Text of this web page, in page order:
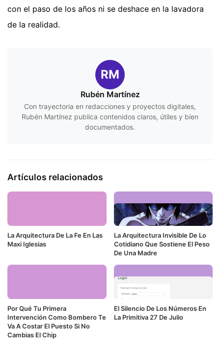
con el paso de los años ni se deshace en la lavadora
de la realidad.
RM
Rubén Martínez
Con trayectoria en redacciones y proyectos digitales,
Rubén Martínez publica contenidos claros, útiles y bien
documentados.
Artículos relacionados
La Arquitectura De La Fe En Las
Maxi Iglesias
La Arquitectura Invisible De Lo
Cotidiano Que Sostiene El Peso
De Una Madre
Por Qué Tu Primera
Intervención Como Bombero Te
Va A Costar El Puesto Si No
Cambias El Chip
El Silencio De Los Números En
La Primitiva 27 De Julio